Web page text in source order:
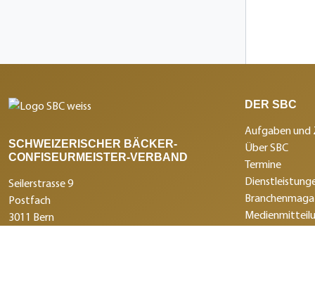
SCHWEIZERISCHER BÄCKER-
CONFISEURMEISTER-VERBAND
Seilerstrasse 9
Postfach
3011 Bern
DER SBC
Aufgaben und
Über SBC
Termine